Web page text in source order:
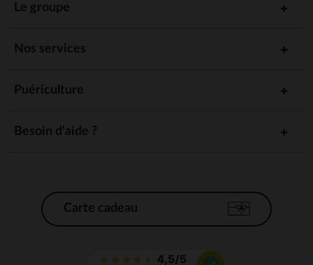
Le groupe
Nos services
Puériculture
Besoin d'aide ?
Carte cadeau